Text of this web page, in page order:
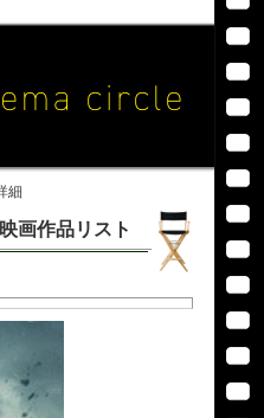
細
画作品リスト